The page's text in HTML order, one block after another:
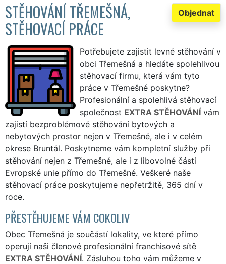
Objednat
STĚHOVÁNÍ TŘEMEŠNÁ,
STĚHOVACÍ PRÁCE
Potřebujete zajistit levné stěhování v
obci Třemešná a hledáte spolehlivou
stěhovací firmu, která vám tyto
práce v Třemešné poskytne?
Profesionální a spolehlivá stěhovací
společnost EXTRA STĚHOVÁNÍ vám
zajistí bezproblémové stěhování bytových a
nebytových prostor nejen v Třemešné, ale i v celém
okrese Bruntál. Poskytneme vám kompletní služby při
stěhování nejen z Třemešné, ale i z libovolné části
Evropské unie přímo do Třemešné. Veškeré naše
stěhovací práce poskytujeme nepřetržitě, 365 dní v
roce.
PŘESTĚHUJEME VÁM COKOLIV
Obec Třemešná je součástí lokality, ve které přímo
operují naši členové profesionální franchisové sítě
EXTRA STĚHOVÁNÍ. Zásluhou toho vám můžeme v